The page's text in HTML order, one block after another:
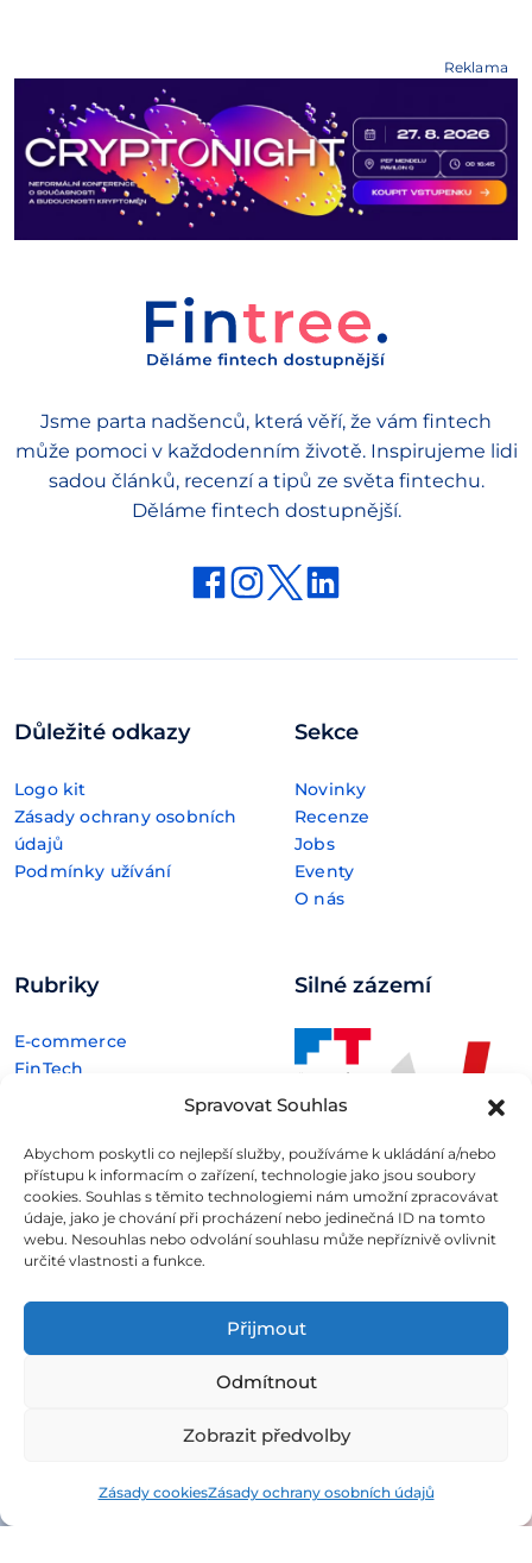
Spravovat Souhlas
Abychom poskytli co nejlepší služby, používáme k ukládání a/nebo
přístupu k informacím o zařízení, technologie jako jsou soubory
cookies. Souhlas s těmito technologiemi nám umožní zpracovávat
údaje, jako je chování při procházení nebo jedinečná ID na tomto
webu. Nesouhlas nebo odvolání souhlasu může nepříznivě ovlivnit
určité vlastnosti a funkce.
Přijmout
Odmítnout
Zobrazit předvolby
Zásady cookiesZásady ochrany osobních údajů
Reklama
Jsme parta nadšenců, která věří, že vám fintech
může pomoci v každodenním životě. Inspirujeme lidi
sadou článků, recenzí a tipů ze světa fintechu.
Děláme fintech dostupnější.
Důležité odkazy
Logo kit
Zásady ochrany osobních
údajů
Podmínky užívání
Sekce
Novinky
Recenze
Jobs
Eventy
O nás
Rubriky
E-commerce
FinTech
Technologie
Silné zázemí
602 00 Brno
jsou určeny výhradně ke studijním
a informativním účelům a neslouží v žádném případě coby
konkrétní investiční doporučení.
Více informací naleznete